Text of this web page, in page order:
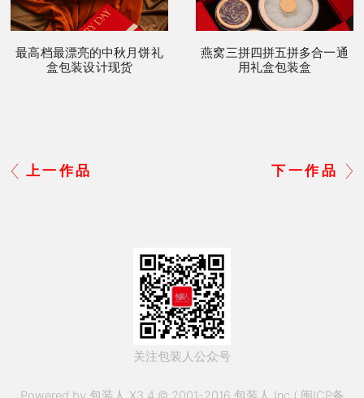
最高档最漂亮的中秋月饼礼
盒包装设计现货
燕窝三拼四拼五拼多合一通
用礼盒包装盒
上一作品 下一作品
关注包装人公众号